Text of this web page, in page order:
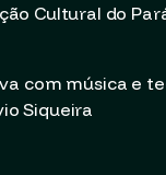
Cultural do
com música e
Siqueira